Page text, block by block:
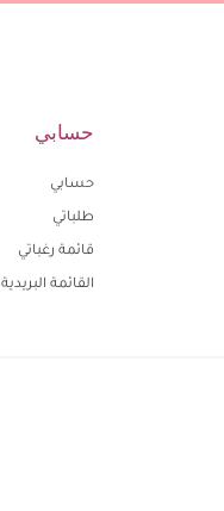
حسابي
حسابي
طلباتي
قائمة رغباتي
القائمة البريدية